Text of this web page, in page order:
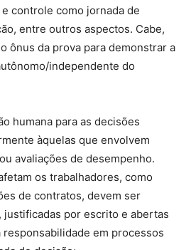
controle como jornada de
entre outros aspectos. Cabe,
ônus da prova para demonstrar a
independente do
humana para as decisões
àquelas que envolvem
avaliações de desempenho.
os trabalhadores, como
de contratos, devem ser
justificadas por escrito e abertas
em processos